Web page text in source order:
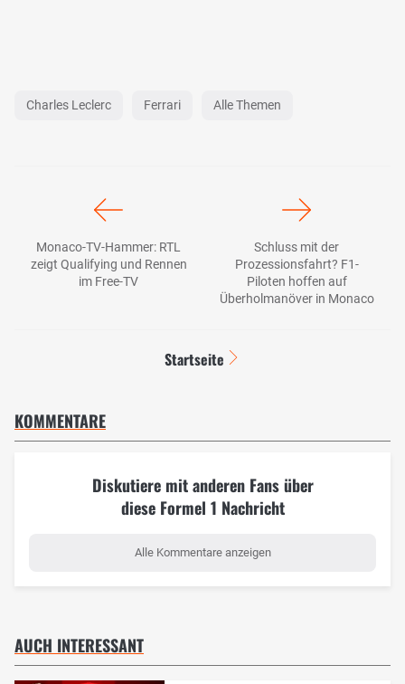
Charles Leclerc Ferrari Alle Themen
Monaco-TV-Hammer: RTL
zeigt Qualifying und Rennen
im Free-TV
Schluss mit der
Prozessionsfahrt? F1-
Piloten hoffen auf
Überholmanöver in Monaco
Startseite
KOMMENTARE
Diskutiere mit anderen Fans über
diese Formel 1 Nachricht
Alle Kommentare anzeigen
AUCH INTERESSANT